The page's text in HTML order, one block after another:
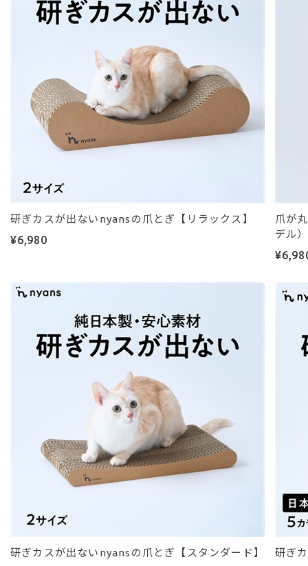
研ぎカスが出ないnyansの爪とぎ【リラックス】
¥6,980
爪が
デル）
研ぎカスが出ないnyansの爪とぎ【スタンダード】 研ぎ